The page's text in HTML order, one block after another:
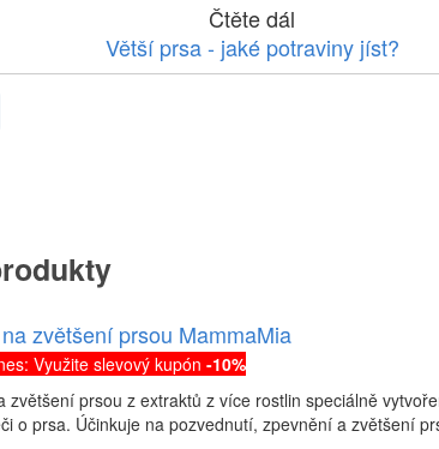
Čtěte dál
Větší prsa - jaké potraviny jíst?
zvětšení prsou MammaMia
Využite slevový kupón -10%
zvětšení prsou z extraktů z více rostlin speciálně
o prsa. Účinkuje na pozvednutí, zpevnění a zvětšení